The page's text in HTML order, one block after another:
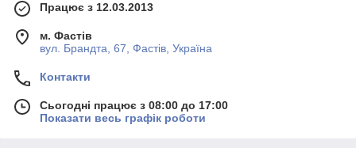
Працює з 12.03.2013
м. Фастів
вул. Брандта, 67, Фастів, Україна
Контакти
Сьогодні працює з 08:00 до 17:00
Показати весь графік роботи